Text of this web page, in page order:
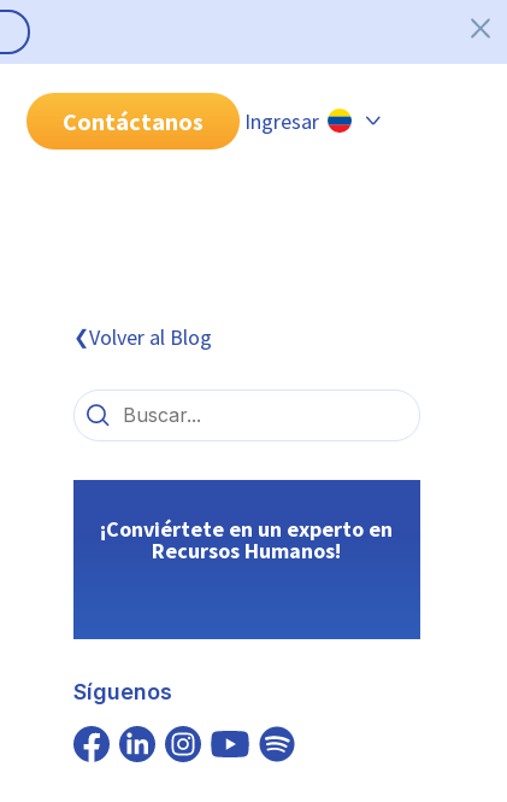
Contáctanos Ingresar
❮Volver al Blog
¡Conviértete en un experto en
Recursos Humanos!
Síguenos